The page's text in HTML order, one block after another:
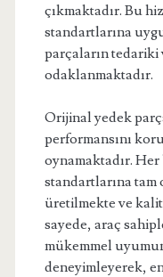
çıkmaktadır. Bu
standartlarına
parçaların tedariki
odaklanmaktadır.
Orijinal yedek
performansını
oynamaktadır.
standartlarına
üretilmekte ve
sayede, araç
mükemmel
deneyimleyerek,